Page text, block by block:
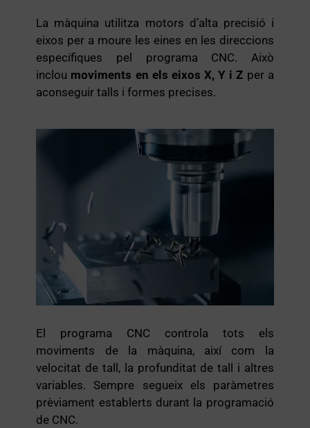
La màquina utilitza motors d’alta precisió i
eixos per a moure les eines en les direccions
específiques pel programa CNC. Això
inclou moviments en els eixos X, Y i Z per a
aconseguir talls i formes precises.
El programa CNC controla tots els
moviments de la màquina, així com la
velocitat de tall, la profunditat de tall i altres
variables. Sempre segueix els paràmetres
prèviament establerts durant la programació
de CNC.